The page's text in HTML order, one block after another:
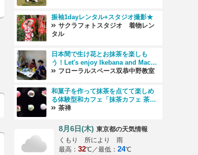
振袖1dayレンタル+スタジオ撮影★
サクラフォトスタジオ 着物レン
タル
日本間で生け花とお抹茶を楽しも
う！Let's enjoy Ikebana and Macha
with sweet!
フローラルスペース双恭中野教室
和菓子を作って抹茶を点てて楽しめ
る体験型和カフェ「抹茶カフェ 茶
禅」【土日祝日限定】
茶禅
8月6日(木) 東京都の天気情報
くもり 所により 雨
最高： 32℃／最低： 24℃